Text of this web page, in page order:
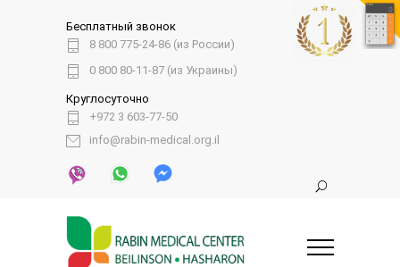
Бесплатный звонок
8 800 775-24-86 (из России)
0 800 80-11-87 (из Украины)
Круглосуточно
+972 3 603-77-50
info@rabin-medical.org.il